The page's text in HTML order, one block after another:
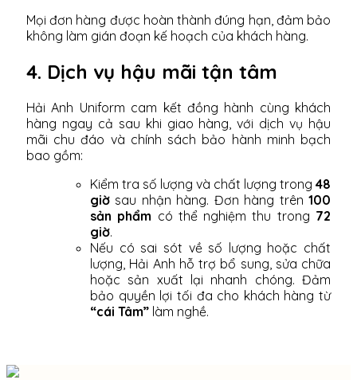
Mọi đơn hàng được hoàn thành đúng hạn, đảm bảo
không làm gián đoạn kế hoạch của khách hàng.
4. Dịch vụ hậu mãi tận tâm
Hải Anh Uniform cam kết đồng hành cùng khách
hàng ngay cả sau khi giao hàng, với dịch vụ hậu
mãi chu đáo và chính sách bảo hành minh bạch
bao gồm:
Kiểm tra số lượng và chất lượng trong 48
giờ sau nhận hàng. Đơn hàng trên 100
sản phẩm có thể nghiệm thu trong 72
giờ.
Nếu có sai sót về số lượng hoặc chất
lượng, Hải Anh hỗ trợ bổ sung, sửa chữa
hoặc sản xuất lại nhanh chóng. Đảm
bảo quyền lợi tối đa cho khách hàng từ
“cái Tâm” làm nghề.